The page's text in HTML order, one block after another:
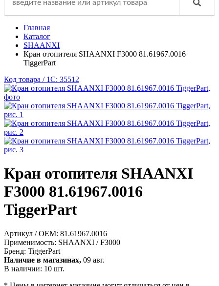
Главная
Каталог
SHAANXI
Кран отопителя SHAANXI F3000 81.61967.0016
TiggerPart
Код товара / 1C: 35512
Кран отопителя SHAANXI
F3000 81.61967.0016
TiggerPart
Артикул / OEM: 81.61967.0016
Применимость: SHAANXI / F3000
Бренд: TiggerPart
Наличие в магазинах, 09 авг.
В наличии: 10 шт.